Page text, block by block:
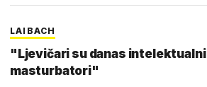
LAIBACH
"Ljevičari su danas intelektualni
masturbatori"